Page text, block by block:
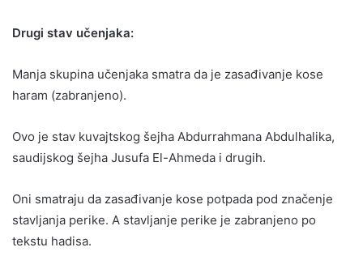
Drugi stav učenjaka:
Manja skupina učenjaka smatra da je zasađivanje kose
haram (zabranjeno).
Ovo je stav kuvajtskog šejha Abdurrahmana Abdulhalika,
saudijskog šejha Jusufa El-Ahmeda i drugih.
Oni smatraju da zasađivanje kose potpada pod značenje
stavljanja perike. A stavljanje perike je zabranjeno po
tekstu hadisa.